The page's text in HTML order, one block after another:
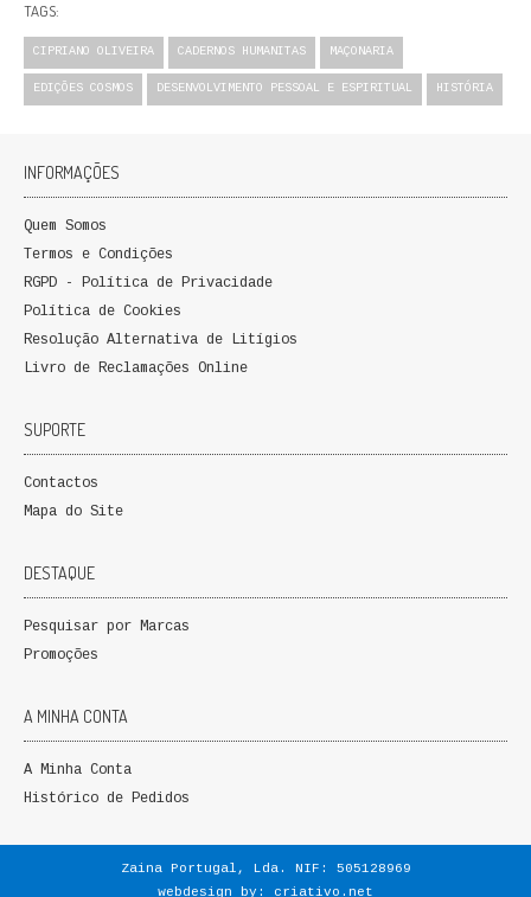
CONTACTOS
TAGS:
CIPRIANO OLIVEIRA CADERNOS HUMANITAS MAÇONARIA
EDIÇÕES COSMOS DESENVOLVIMENTO PESSOAL E ESPIRITUAL HISTÓRIA
INFORMAÇÕES
Quem Somos
Termos e Condições
RGPD - Política de Privacidade
Política de Cookies
Resolução Alternativa de Litígios
Livro de Reclamações Online
SUPORTE
Contactos
Mapa do Site
DESTAQUE
Pesquisar por Marcas
Promoções
A MINHA CONTA
A Minha Conta
Histórico de Pedidos
Zaina Portugal, Lda. NIF: 505128969
webdesign by: criativo.net